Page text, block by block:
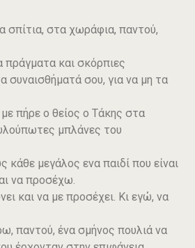
σπίτια, στα χωράφια, παντού,
πράγματα και σκόρπιες
συναισθήματά σου, για να μη τα
πήρε ο θείος ο Τάκης στα
μπλάνες του
μεγάλος ενα παιδί που είναι
να προσέχω.
και να με προσέχει. Κι εγώ, να
παντού, ένα σμήνος πουλιά να